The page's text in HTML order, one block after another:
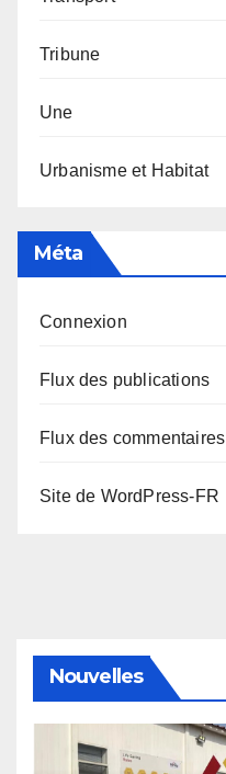
Tribune
Une
Urbanisme et Habitat
Méta
Connexion
Flux des publications
Flux des commentaires
Site de WordPress-FR
Nouvelles